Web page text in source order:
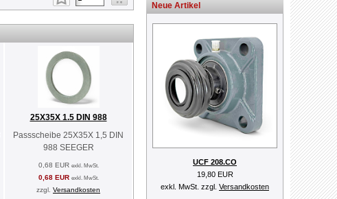
25X35X 1.5 DIN 988
Passscheibe 25X35X 1,5 DIN
988 SEEGER
0,68 EUR exkl. MwSt.
0,68 EUR exkl. MwSt.
zzgl. Versandkosten
Neue Artikel
UCF 208.CO
19,80 EUR
exkl. MwSt. zzgl. Versandkosten